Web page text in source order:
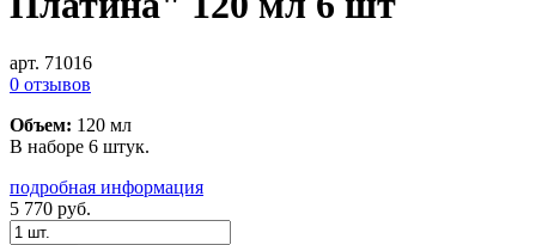
арт. 71016
0 отзывов
Объем: 120 мл
В наборе 6 штук.
подробная информация
5 770 руб.